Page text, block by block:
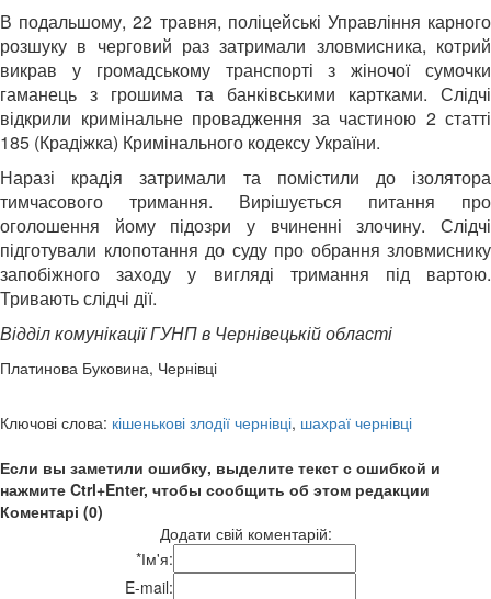
В подальшому, 22 травня, поліцейські Управління карного
розшуку в черговий раз затримали зловмисника, котрий
викрав у громадському транспорті з жіночої сумочки
гаманець з грошима та банківськими картками. Слідчі
відкрили кримінальне провадження за частиною 2 статті
185 (Крадіжка) Кримінального кодексу України.
Наразі крадія затримали та помістили до ізолятора
тимчасового тримання. Вирішується питання про
оголошення йому підозри у вчиненні злочину. Слідчі
підготували клопотання до суду про обрання зловмиснику
запобіжного заходу у вигляді тримання під вартою.
Тривають слідчі дії.
Відділ комунікації ГУНП в Чернівецькій області
Платинова Буковина, Чернівці
Ключові слова: кішенькові злодії чернівці, шахраї чернівці
Если вы заметили ошибку, выделите текст с ошибкой и
нажмите Ctrl+Enter, чтобы сообщить об этом редакции
Коментарі (0)
Додати свій коментарій:
*Ім'я:
E-mail: